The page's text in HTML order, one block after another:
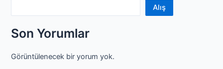
Alış
Son Yorumlar
Görüntülenecek bir yorum yok.